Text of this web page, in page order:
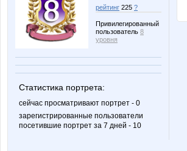
рейтинг 225 ?
Привилегированный
пользователь 8
уровня
Статистика портрета:
сейчас просматривают портрет - 0
зарегистрированные пользователи
посетившие портрет за 7 дней - 10